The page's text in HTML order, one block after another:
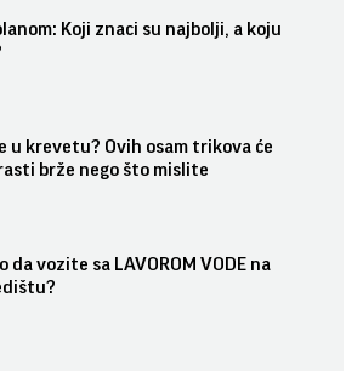
Koji znaci su najbolji, a koju
u krevetu? Ovih osam trikova će
brže nego što mislite
da vozite sa LAVOROM VODE na